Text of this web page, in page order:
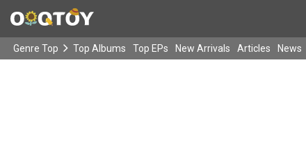
Genre Top Top Albums Top EPs New Arrivals Articles News